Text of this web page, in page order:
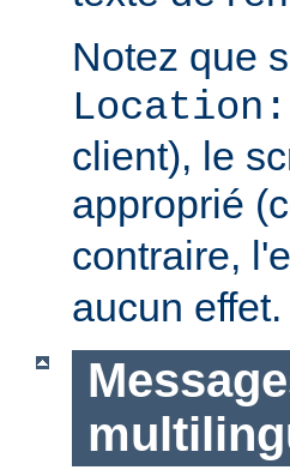
Notez que
Location:
client), le
approprié
contraire,
aucun effet.